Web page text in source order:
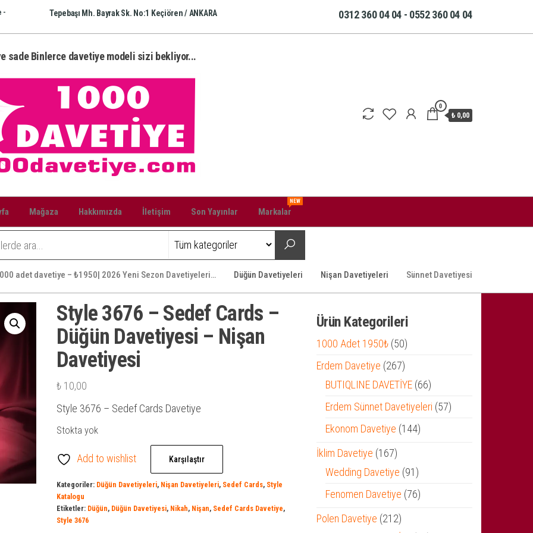
- Tepebaşı Mh. Bayrak Sk. No:1 Keçiören / ANKARA 0312 360 04 04 - 0552 360 04 04
sade Binlerce davetiye modeli sizi bekliyor...
0
₺ 0,00
Mağaza Hakkımızda İletişim Son Yayınlar Markalar
NEW
adet davetiye – ₺1950| 2026 Yeni Sezon Davetiyeleri… Düğün Davetiyeleri Nişan Davetiyeleri Sünnet Davetiyesi
Style 3676 – Sedef Cards –
Düğün Davetiyesi – Nişan
Davetiyesi
₺10,00
Style 3676 – Sedef Cards Davetiye
Stokta yok
Add to wishlist Karşılaştır
Kategoriler: Düğün Davetiyeleri, Nişan Davetiyeleri, Sedef Cards, Style
Katalogu
Etiketler: Düğün, Düğün Davetiyesi, Nikah, Nişan, Sedef Cards Davetiye,
Style 3676
Ürün Kategorileri
1000 Adet 1950₺ 5050
ürün
Erdem Davetiye 267267
ürün
BUTIQLINE DAVETİYE 6666
ürün
Erdem Sünnet Davetiyeleri 5757
Ekonom Davetiye 144144
İklim Davetiye 167167
ürün
Wedding Davetiye 9191
ürün
Fenomen Davetiye 7676
Polen Davetiye 212212